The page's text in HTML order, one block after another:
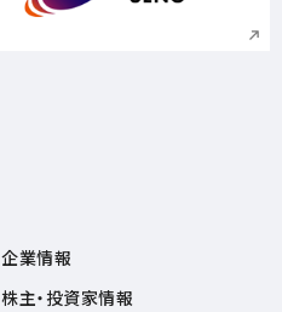
企業情報
株主・投資家情報